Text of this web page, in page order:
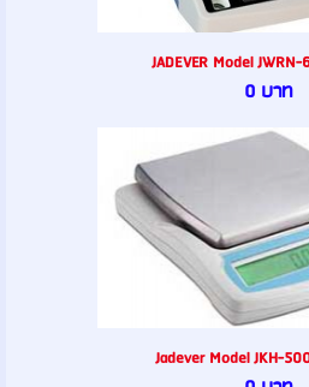
JADEVER Model
0 บาท
Jadever Model JKH-